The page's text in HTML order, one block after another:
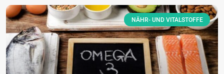
NÄHR- UND VITALSTOFFE